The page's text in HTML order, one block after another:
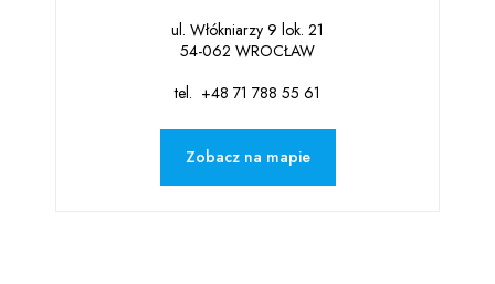
ul. Włókniarzy 9 lok. 21
54-062 WROCŁAW
tel. +48 71 788 55 61
Zobacz na mapie